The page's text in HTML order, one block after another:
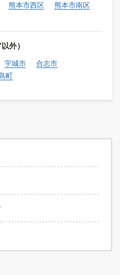
熊本市西区
熊本市南区
外）
宇城市
合志市
町